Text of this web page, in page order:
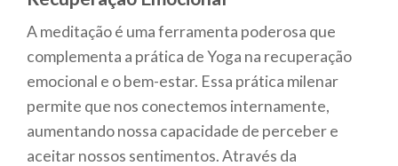
A meditação é uma ferramenta poderosa que
complementa a prática de Yoga na recuperação
emocional e o bem-estar. Essa prática milenar
permite que nos conectemos internamente,
aumentando nossa capacidade de perceber e
aceitar nossos sentimentos. Através da